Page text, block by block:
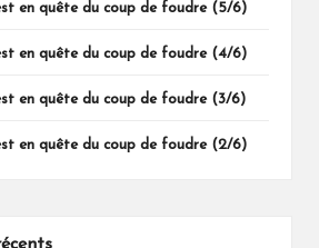
en quête du coup de foudre (5/6)
en quête du coup de foudre (4/6)
en quête du coup de foudre (3/6)
en quête du coup de foudre (2/6)